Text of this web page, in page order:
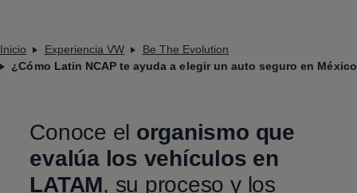
Inicio Experiencia VW
Be The Evolution
¿Cómo Latin NCAP te ayuda a elegir un auto seguro en
Conoce el organismo que
evalúa los vehículos en
LATAM, su proceso y los